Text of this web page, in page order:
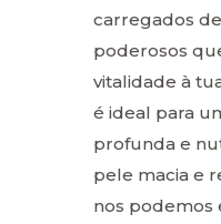
carregados
poderosos
vitalidade à
é ideal para
profunda e
pele macia e
nos podemos